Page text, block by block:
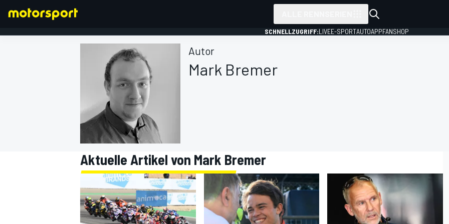
FORMEL 1
SCHNELLZUGRIFF:LIVEE-SPORTAUTOAPPFANSHOP
Autor
Mark Bremer
Aktuelle Artikel von Mark Bremer